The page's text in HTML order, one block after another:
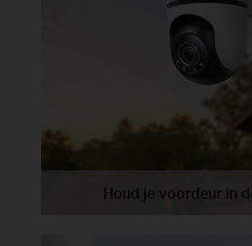
Houd je voordeur in